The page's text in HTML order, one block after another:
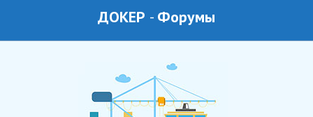
ДОКЕР - Форумы